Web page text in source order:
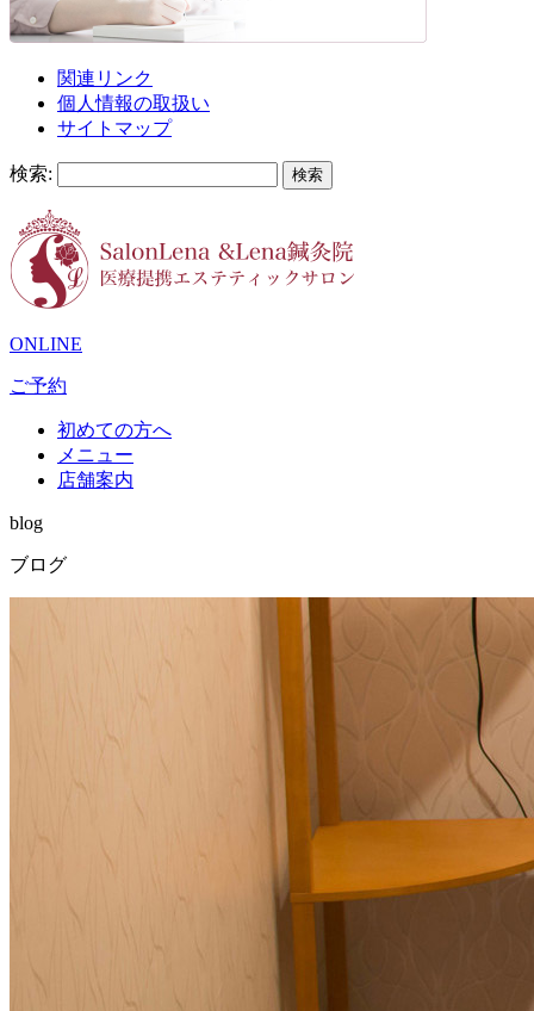
関連リンク
個人情報の取扱い
サイトマップ
検索:
ONLINE
ご予約
初めての方へ
メニュー
店舗案内
blog
ブログ